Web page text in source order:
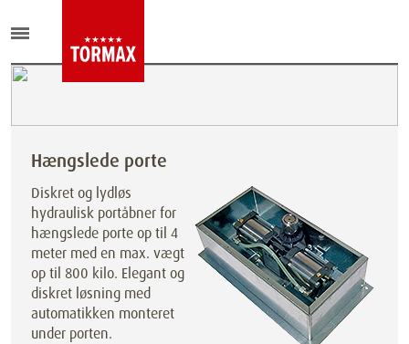
Hængslede porte
Diskret og lydløs
hydraulisk portåbner for
hængslede porte op til 4
meter med en max. vægt
op til 800 kilo. Elegant og
diskret løsning med
automatikken monteret
under porten.